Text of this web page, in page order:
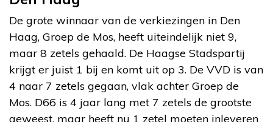
De grote winnaar van de verkiezingen in Den
Haag, Groep de Mos, heeft uiteindelijk niet 9,
maar 8 zetels gehaald. De Haagse Stadspartij
krijgt er juist 1 bij en komt uit op 3. De VVD is van
4 naar 7 zetels gegaan, vlak achter Groep de
Mos. D66 is 4 jaar lang met 7 zetels de grootste
geweest, maar heeft nu 1 zetel moeten inleveren